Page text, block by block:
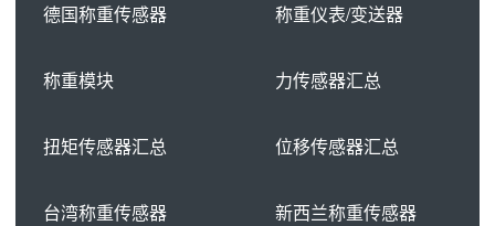
德国称重传感器 称重仪表/变送器
称重模块 力传感器汇总
扭矩传感器汇总 位移传感器汇总
台湾称重传感器 新西兰称重传感器